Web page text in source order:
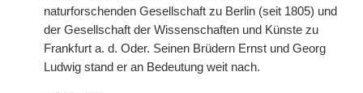
naturforschenden Gesellschaft zu Berlin (seit 1805) und
der Gesellschaft der Wissenschaften und Künste zu
Frankfurt a. d. Oder. Seinen Brüdern Ernst und Georg
Ludwig stand er an Bedeutung weit nach.